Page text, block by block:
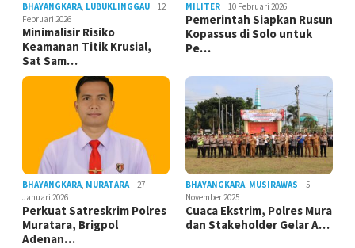
BHAYANGKARA, LUBUKLINGGAU
12
Februari 2026
Minimalisir Risiko
Keamanan Titik Krusial,
Sat Sam…
MILITER 10 Februari 2026
Pemerintah Siapkan Rusun
Kopassus di Solo untuk
Pe…
BHAYANGKARA, MURATARA
27
Januari 2026
Perkuat Satreskrim Polres
Muratara, Brigpol
Adenan…
BHAYANGKARA, MUSIRAWAS
5
November 2025
Cuaca Ekstrim, Polres Mura
dan Stakeholder Gelar A…